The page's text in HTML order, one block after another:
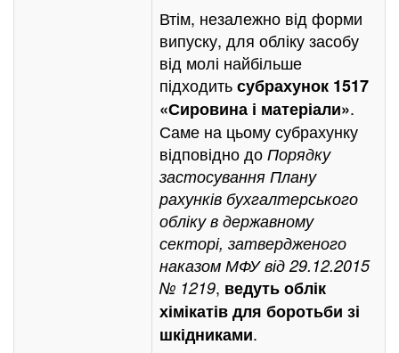
Втім, незалежно від форми
випуску, для обліку засобу
від молі найбільше
підходитьсубрахунок 1517
«Сировина і матеріали».
Саме на цьому субрахунку
відповідно до Порядку
застосування Плану
рахунків бухгалтерського
обліку в державному
секторі, затвердженого
наказом МФУ від 29.12.2015
№ 1219, ведуть облік
хімікатів для боротьби зі
шкідниками.